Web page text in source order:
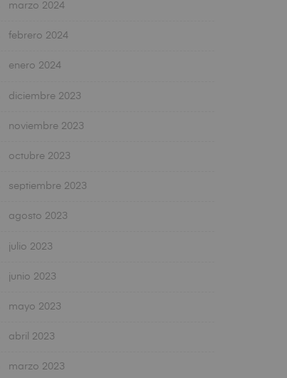
marzo 2024
febrero 2024
enero 2024
diciembre 2023
noviembre 2023
octubre 2023
septiembre 2023
agosto 2023
julio 2023
junio 2023
mayo 2023
abril 2023
marzo 2023